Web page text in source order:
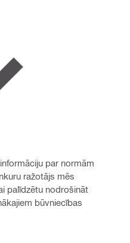
par normām
ražotājs mēs
palīdzētu nodrošināt
būvniecības